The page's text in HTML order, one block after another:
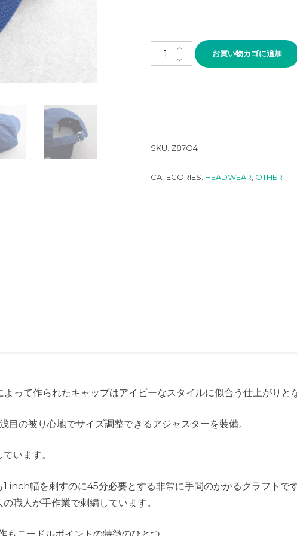
SMATHERS&BRANSON
お買い物カゴに追加
SKU: Z87O4
CATEGORIES: HEADWEAR OTHER
って作られたキャップはアイビーなスタイルに似合う仕上がりと
目の被り心地でサイズ調整できるアジャスターを装備。
います。
inch幅を刺すのに45分必要とする非常に手間のかかるクラフトです
職人が手作業で刺繍しています。